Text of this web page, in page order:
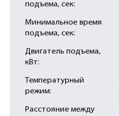
подъема, сек:
Минимальное время
подъема, сек:
Двигатель подъема,
кВт:
Температурный
режим:
Расстояние между